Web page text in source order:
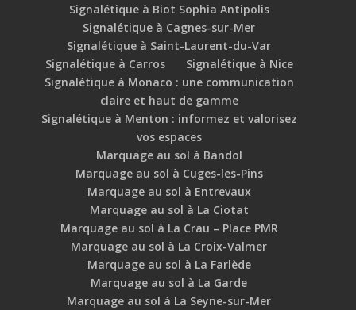
Signalétique à Biot Sophia Antipolis
Signalétique à Cagnes-sur-Mer
Signalétique à Saint-Laurent-du-Var
Signalétique à Carros
Signalétique à Nice
Signalétique à Monaco : une communication
claire et haut de gamme
Signalétique à Menton : informez et valorisez
vos espaces
Marquage au sol à Bandol
Marquage au sol à Cuges-les-Pins
Marquage au sol à Entrevaux
Marquage au sol à La Ciotat
Marquage au sol à La Crau – Place PMR
Marquage au sol à La Croix-Valmer
Marquage au sol à La Farlède
Marquage au sol à La Garde
Marquage au sol à La Seyne-sur-Mer